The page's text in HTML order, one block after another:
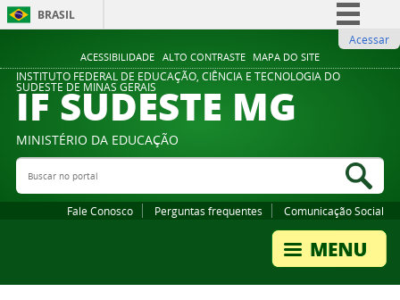
ACESSIBILIDADE ALTO CONTRASTE MAPA DO SITE
BRASIL
Comunica BR
Participe
Legislação
Acessar
INSTITUTO FEDERAL DE EDUCAÇÃO, CIÊNCIA E TECNOLOGIA DO
SUDESTE DE MINAS GERAIS
IF SUDESTE MG
MINISTÉRIO DA EDUCAÇÃO
Buscar no portal
Fale Conosco Perguntas frequentes Comunicação Social